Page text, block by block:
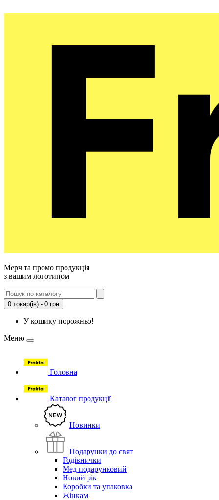
Мерч та промо продукція
з вашим логотипом
0 товар(ів) - 0 грн
У кошику порожньо!
Меню
Головна
Каталог продукції
Новинки
Подарунки до свят
Годівнички
Мед подарунковий
Новий рік
Коробки та упаковка
Жінкам